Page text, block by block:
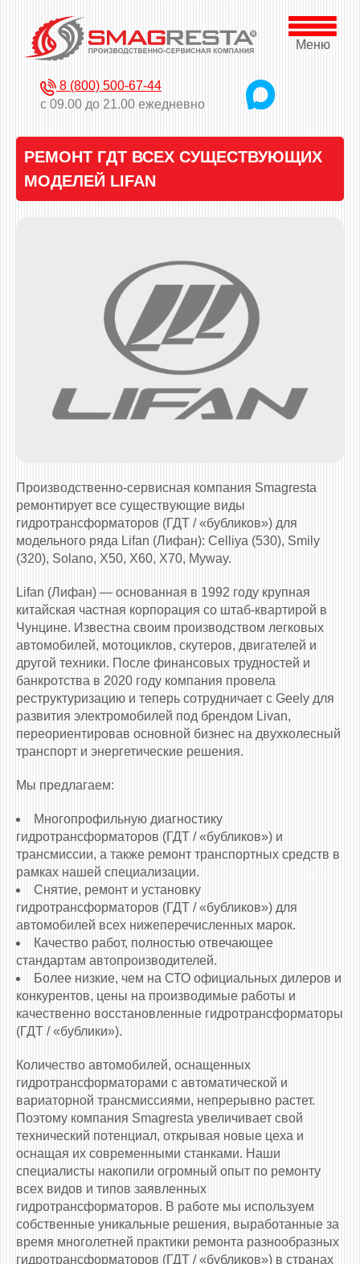
Меню
8 (800) 500-67-44
с 09.00 до 21.00 ежедневно
РЕМОНТ ГДТ ВСЕХ СУЩЕСТВУЮЩИХ
МОДЕЛЕЙ LIFAN
Производственно-сервисная компания Smagresta
ремонтирует все существующие виды
гидротрансформаторов (ГДТ / «бубликов») для
модельного ряда Lifan (Лифан): Celliya (530), Smily
(320), Solano, X50, X60, X70, Myway.
Lifan (Лифан) — основанная в 1992 году крупная
китайская частная корпорация со штаб-квартирой в
Чунцине. Известна своим производством легковых
автомобилей, мотоциклов, скутеров, двигателей и
другой техники. После финансовых трудностей и
банкротства в 2020 году компания провела
реструктуризацию и теперь сотрудничает с Geely для
развития электромобилей под брендом Livan,
переориентировав основной бизнес на двухколесный
транспорт и энергетические решения.
Мы предлагаем:
Многопрофильную диагностику
гидротрансформаторов (ГДТ / «бубликов») и
трансмиссии, а также ремонт транспортных средств в
рамках нашей специализации.
Снятие, ремонт и установку
гидротрансформаторов (ГДТ / «бубликов») для
автомобилей всех нижеперечисленных марок.
Качество работ, полностью отвечающее
стандартам автопроизводителей.
Более низкие, чем на СТО официальных дилеров и
конкурентов, цены на производимые работы и
качественно восстановленные гидротрансформаторы
(ГДТ / «бублики»).
Количество автомобилей, оснащенных
гидротрансформаторами c автоматической и
вариаторной трансмиссиями, непрерывно растет.
Поэтому компания Smagresta увеличивает свой
технический потенциал, открывая новые цеха и
оснащая их современными станками. Наши
специалисты накопили огромный опыт по ремонту
всех видов и типов заявленных
гидротрансформаторов. В работе мы используем
собственные уникальные решения, выработанные за
время многолетней практики ремонта разнообразных
гидротрансформаторов (ГДТ / «бубликов») в странах